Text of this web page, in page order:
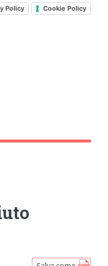
Policy Cookie Policy